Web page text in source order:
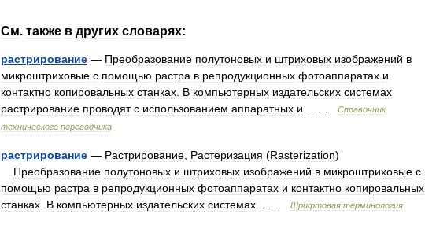
См. также в других словарях:
растрирование — Преобразование полутоновых и штриховых изображений в
микроштриховые с помощью растра в репродукционных фотоаппаратах и
контактно копировальных станках В компьютерных издательских системах
растрирование проводят с использованием аппаратных и
Справочник
технического переводчика
растрирование — Растрирование Растеризация (Rasterization)
Преобразование полутоновых и штриховых изображений в микроштриховые с
помощью растра в репродукционных фотоаппаратах и контактно копировальных
станках В компьютерных издательских системах Шрифтовая терминология